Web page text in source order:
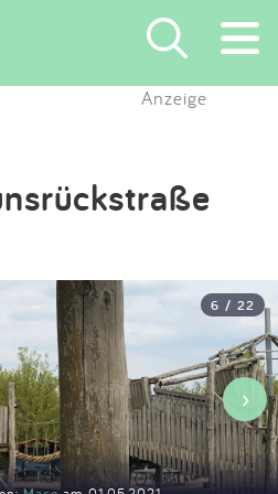
×
Blog
Anzeige
6 / 22
›